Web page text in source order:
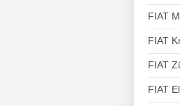
FIAT
FIAT
FIAT
FIAT